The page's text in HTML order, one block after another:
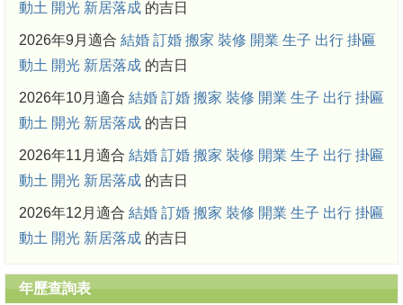
動土 開光 新居落成 的吉日
2026年9月適合 結婚 訂婚 搬家 裝修 開業 生子 出行 掛匾
動土 開光 新居落成 的吉日
2026年10月適合 結婚 訂婚 搬家 裝修 開業 生子 出行 掛匾
動土 開光 新居落成 的吉日
2026年11月適合 結婚 訂婚 搬家 裝修 開業 生子 出行 掛匾
動土 開光 新居落成 的吉日
2026年12月適合 結婚 訂婚 搬家 裝修 開業 生子 出行 掛匾
動土 開光 新居落成 的吉日
年歷查詢表